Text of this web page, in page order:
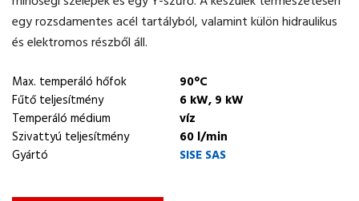
egy rozsdamentes acél tartályból, valamint külön hidraulikus
és elektromos részből áll.
Max. temperáló hőfok
90°C
Fűtő teljesítmény
6 kW, 9 kW
Temperáló médium
víz
Szivattyú teljesítmény
60 l/min
Gyártó
SISE SAS